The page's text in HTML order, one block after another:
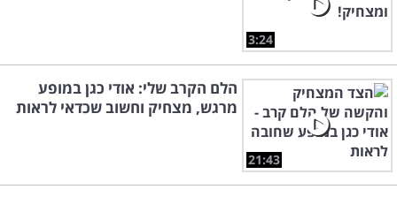
3:24
21:43
הלם הקרב שלי: אודי כגן במופע
מרגש, מצחיק וחשוב שכדאי לראות